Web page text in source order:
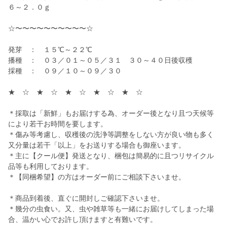
６～２．０ｇ
☆〜〜〜〜〜〜〜〜〜〜☆
発芽 ： １５℃～２２℃
播種 ： ０３／０１～０５／３１ ３０～４０日後収穫
採種 ： ０９／１０～０９／３０
★ ☆ ★ ☆ ★ ☆ ★ ☆ ★ ☆
＊採取は「新鮮」もお届けする為、オーダー後となり且つ天候等
により若干お時間を要します。
＊傷み等考慮し、収穫後の洗浄等調整をしない方が良い物も多く
又分量は若干「以上」をお送りする場合も御座います。
＊主に【クール便】発送となり、梱包は簡易的に且つリサイクル
品等も利用しております。
＊【同梱希望】の方はオーダー前にご相談下さいませ。
＊商品到着後、直ぐに開封しご確認下さいませ。
＊幾分の虫食い。又、虫や雑草等も一緒にお届けしてしまった場
合、温かい心でお許し頂けますと有難いです。